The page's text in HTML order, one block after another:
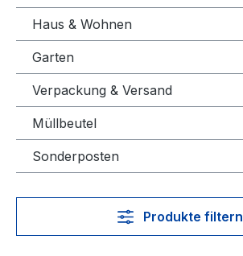
Haus & Wohnen
Garten
Verpackung & Versand
Müllbeutel
Sonderposten
Produkte filtern